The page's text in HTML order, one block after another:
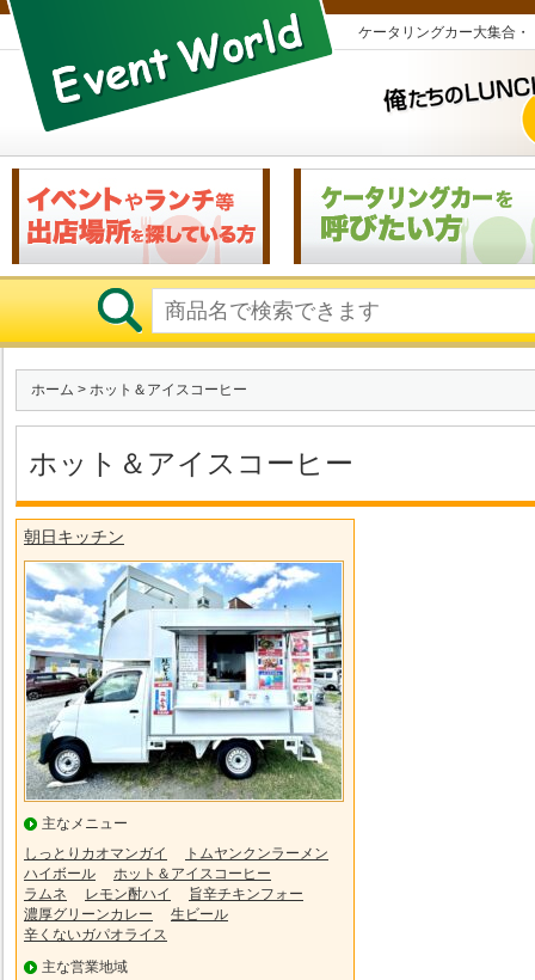
ケータリングカー大集合
ホーム > ホット＆アイスコーヒー
ホット＆アイスコーヒー
朝日キッチン
主なメニュー
しっとりカオマンガイ
トムヤンクンラーメン
ハイボール
ホット＆アイスコーヒー
ラムネ
レモン酎ハイ
旨辛チキンフォー
濃厚グリーンカレー
生ビール
辛くないガパオライス
主な営業地域